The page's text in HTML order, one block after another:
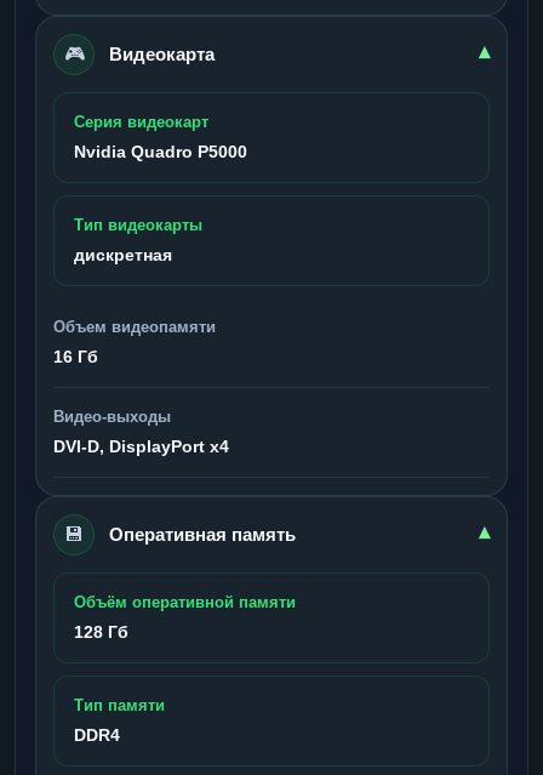
🎮 Видеокарта ▾
Серия видеокарт
Nvidia Quadro P5000
Тип видеокарты
дискретная
Объем видеопамяти
16 Гб
Видео-выходы
DVI-D, DisplayPort x4
💾 Оперативная память ▾
Объём оперативной памяти
128 Гб
Тип памяти
DDR4